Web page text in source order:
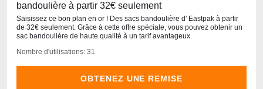
bandoulière à partir 32€ seulement
Saisissez ce bon plan en or ! Des sacs bandoulière d' Eastpak à partir
de 32€ seulement. Grâce à cette offre spéciale, vous pouvez obtenir un
sac bandoulière de haute qualité à un tarif avantageux.
Nombre d'utilisations: 31
OBTENEZ UNE REMISE